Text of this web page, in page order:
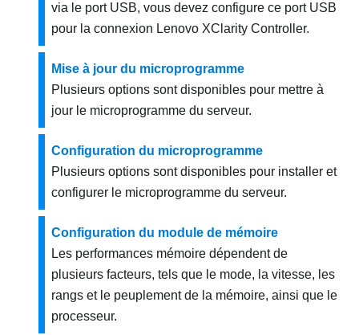
via le port USB, vous devez configure ce port USB
pour la connexion Lenovo XClarity Controller.
Mise à jour du microprogramme
Plusieurs options sont disponibles pour mettre à
jour le microprogramme du serveur.
Configuration du microprogramme
Plusieurs options sont disponibles pour installer et
configurer le microprogramme du serveur.
Configuration du module de mémoire
Les performances mémoire dépendent de
plusieurs facteurs, tels que le mode, la vitesse, les
rangs et le peuplement de la mémoire, ainsi que le
processeur.